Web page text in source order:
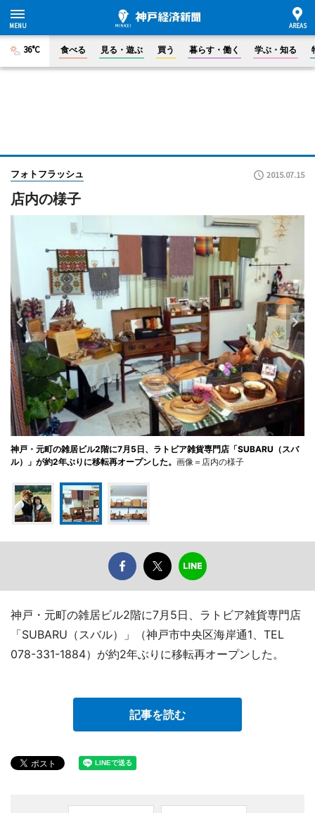
36°C 食べる 見る・遊ぶ 買う 暮らす・働く 学ぶ・知る
フォトフラッシュ 2015.07.15
店内の様子
神戸・元町の雑居ビル2階に7月5日、ラトビア雑貨専門店「SUBARU（スバ
ル）」が約2年ぶりに移転再オープンした。 画像＝店内の様子
神戸・元町の雑居ビル2階に7月5日、ラトビア雑貨専門店
「SUBARU（スバル）」（神戸市中央区海岸通1、TEL
078-331-1884）が約2年ぶりに移転再オープンした。
記事を読む